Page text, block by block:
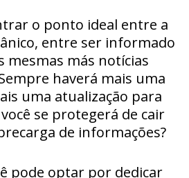
o ponto ideal entre a
entre ser informado
mesmas más notícias
haverá mais uma
uma atualização para
se protegerá de cair
de informações?
pode optar por dedicar